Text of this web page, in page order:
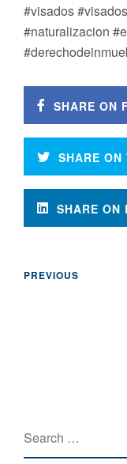
#visados
#naturalizacion
SHARE ON
SHARE ON
SHARE ON
PREVIOUS